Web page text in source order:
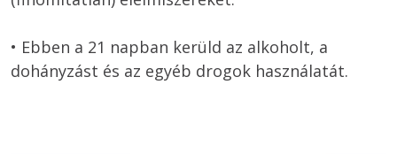
• Ebben a 21 napban kerüld az alkoholt, a
dohányzást és az egyéb drogok használatát.